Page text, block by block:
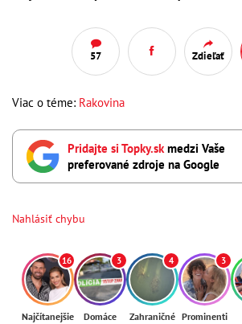
57 Zdieľať
Viac o téme: Rakovina
Pridajte si Topky.sk medzi Vaše
preferované zdroje na Google
Nahlásiť chybu
16
Najčítanejšie
3
Domáce
4
Zahraničné
3
Prominenti